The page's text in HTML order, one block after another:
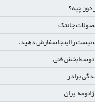
چیه؟
جانتک
را اینجا سفارش دهید.
بخش فنی
برادر
ایران